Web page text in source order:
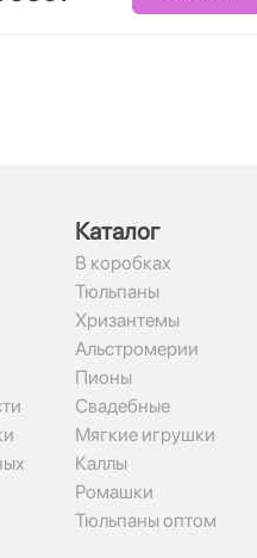
Каталог
В коробках
Тюльпаны
Хризантемы
Альстромерии
Пионы
Свадебные
Мягкие игрушки
Каллы
Ромашки
Тюльпаны оптом